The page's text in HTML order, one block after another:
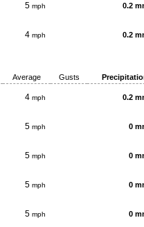
5 mph 0.2
4 mph 0.2
Average Gusts
4 mph 0.2
5 mph 0
5 mph 0
5 mph 0
5 mph 0